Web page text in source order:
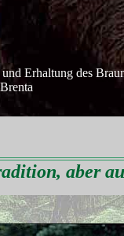
Erhaltung des
aber